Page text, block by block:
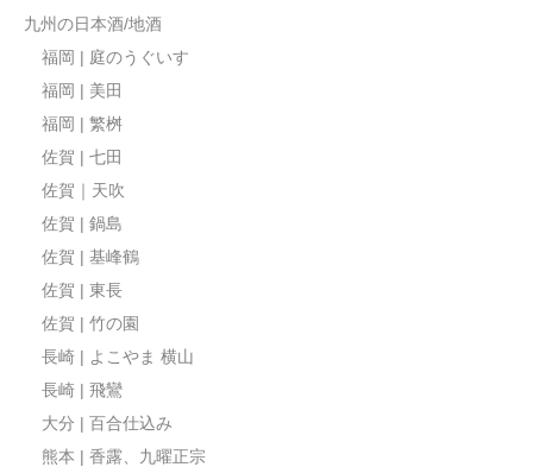
九州の日本酒/地酒
福岡 | 庭のうぐいす
福岡 | 美田
福岡 | 繁桝
佐賀 | 七田
佐賀｜天吹
佐賀 | 鍋島
佐賀 | 基峰鶴
佐賀 | 東長
佐賀 | 竹の園
長崎 | よこやま 横山
長崎 | 飛鸞
大分 | 百合仕込み
熊本 | 香露、九曜正宗